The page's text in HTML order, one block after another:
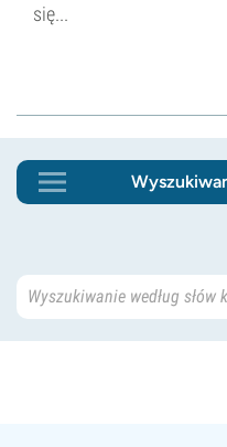
się...